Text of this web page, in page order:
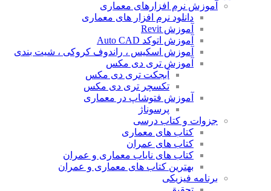
آموزش نرم افزارهای معماری
دانلود نرم افزار های معماری
آموزش Revit
آموزش اتوکد Auto CAD
آموزش اسکیس ، راندوف کروکی ، شیت بندی
آموزش تری دی مکس
آبجکت تری دی مکس
تکسچر تری دی مکس
آموزش فتوشاپ در معماری
پرسوناژ
جزوات و کتاب درسی
کتاب های معماری
کتاب های عمران
کتاب های نایاب معماری و عمران
بهترین کتاب های معماری و عمران
برنامه فیزیکی